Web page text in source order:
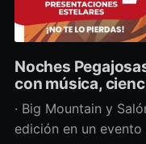
Noches
con música,
· Big Mountain y
edición en un